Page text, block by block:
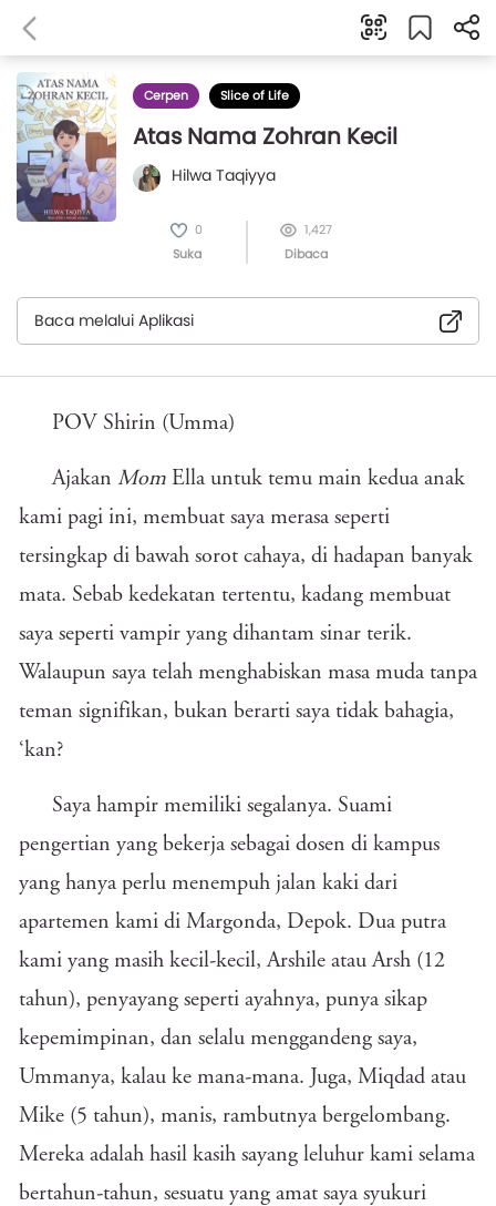
Cerpen Slice of Life
Atas Nama Zohran Kecil
Hilwa Taqiyya
0
Suka
1,427
Dibaca
Baca melalui Aplikasi
POV Shirin (Umma)
Ajakan Mom Ella untuk temu main kedua anak
kami pagi ini, membuat saya merasa seperti
tersingkap di bawah sorot cahaya, di hadapan banyak
mata. Sebab kedekatan tertentu, kadang membuat
saya seperti vampir yang dihantam sinar terik.
Walaupun saya telah menghabiskan masa muda tanpa
teman signifikan, bukan berarti saya tidak bahagia,
‘kan?
Saya hampir memiliki segalanya. Suami
pengertian yang bekerja sebagai dosen di kampus
yang hanya perlu menempuh jalan kaki dari
apartemen kami di Margonda, Depok. Dua putra
kami yang masih kecil-kecil, Arshile atau Arsh (12
tahun), penyayang seperti ayahnya, punya sikap
kepemimpinan, dan selalu menggandeng saya,
Ummanya, kalau ke mana-mana. Juga, Miqdad atau
Mike (5 tahun), manis, rambutnya bergelombang.
Mereka adalah hasil kasih sayang leluhur kami selama
bertahun-tahun, sesuatu yang amat saya syukuri